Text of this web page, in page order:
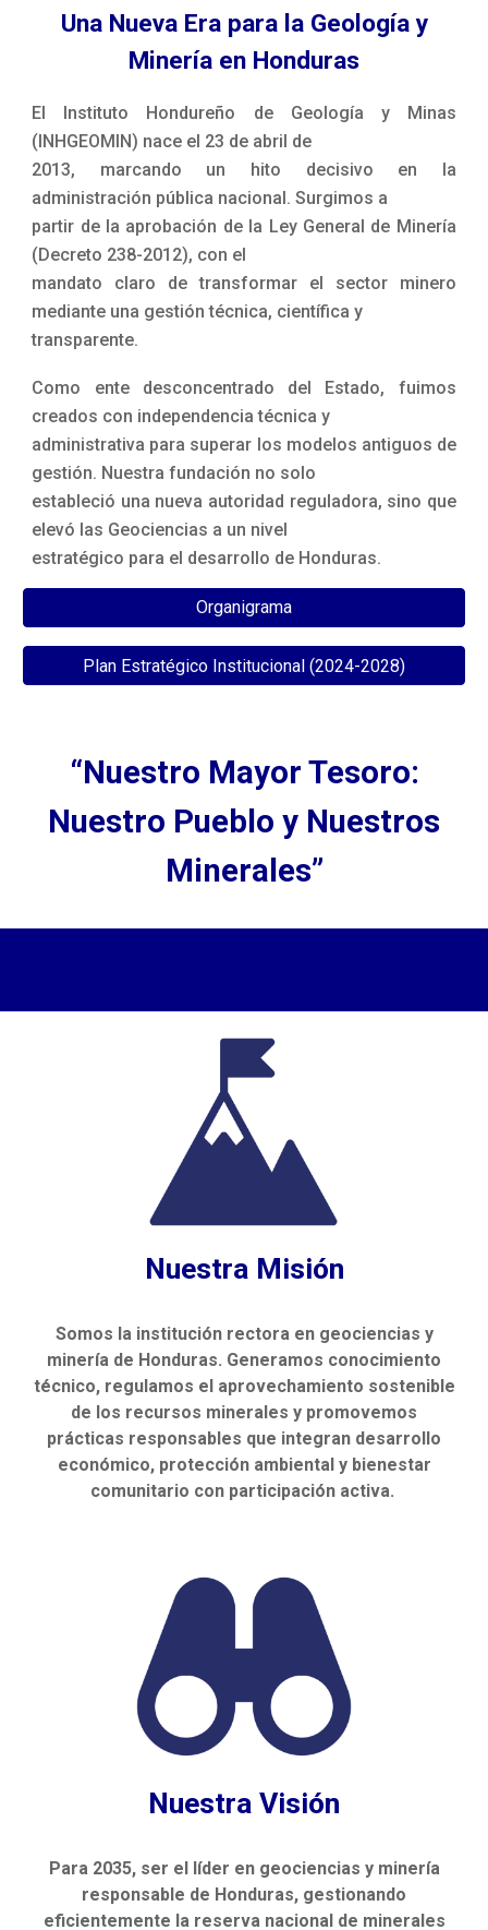
Una Nueva Era para la Geología y
Minería en Honduras
El Instituto Hondureño de Geología y Minas
(INHGEOMIN) nace el 23 de abril de
2013, marcando un hito decisivo en la
administración pública nacional. Surgimos a
partir de la aprobación de la Ley General de Minería
(Decreto 238-2012), con el
mandato claro de transformar el sector minero
mediante una gestión técnica, científica y
transparente.
Como ente desconcentrado del Estado, fuimos
creados con independencia técnica y
administrativa para superar los modelos antiguos de
gestión. Nuestra fundación no solo
estableció una nueva autoridad reguladora, sino que
elevó las Geociencias a un nivel
estratégico para el desarrollo de Honduras.
Organigrama
Plan Estratégico Institucional (2024-2028)
“Nuestro Mayor Tesoro:
Nuestro Pueblo y Nuestros
Minerales”
Nuestra Misión
Somos la institución rectora en geociencias y
minería de Honduras. Generamos conocimiento
técnico, regulamos el aprovechamiento sostenible
de los recursos minerales y promovemos
prácticas responsables que integran desarrollo
económico, protección ambiental y bienestar
comunitario con participación activa.
Nuestra Visión
Para 2035, ser el líder en geociencias y minería
responsable de Honduras, gestionando
eficientemente la reserva nacional de minerales